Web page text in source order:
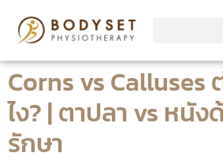
Corns vs Calluses
ไง? | ตาปลา vs หนัง
รักษา